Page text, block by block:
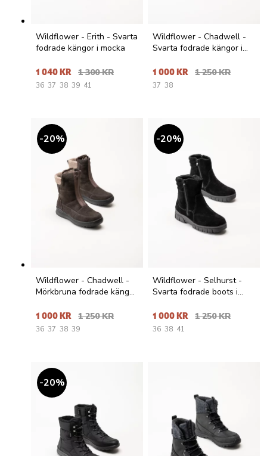
Wildflower - Erith - Svarta
fodrade kängor i mocka
1 040 KR 1 300 KR
36 37 38 39 41
Wildflower - Chadwell -
Svarta fodrade kängor i
1 000 KR 1 250 KR
37 38
20%
Wildflower - Chadwell -
Mörkbruna fodrade kängor
1 000 KR 1 250 KR
36 37 38 39
20%
Wildflower - Selhurst -
Svarta fodrade boots i
1 000 KR 1 250 KR
36 38 41
20%